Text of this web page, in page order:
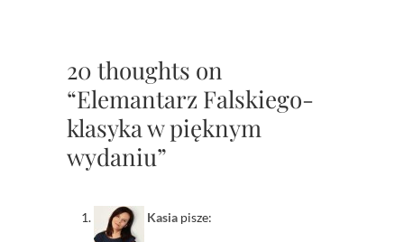
20 thoughts on
“Elemantarz Falskiego-
klasyka w pięknym
wydaniu”
Kasia pisze: